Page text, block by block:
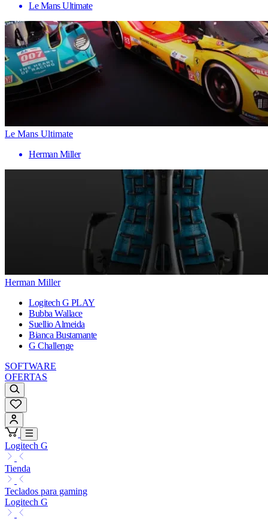
Le Mans Ultimate
Le Mans Ultimate
Herman Miller
Herman Miller
Logitech G PLAY
Bubba Wallace
Suellio Almeida
Bianca Bustamante
G Challenge
SOFTWARE
OFERTAS
Logitech G
Tienda
Teclados para gaming
Logitech G